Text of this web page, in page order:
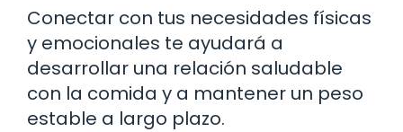
Conectar con tus necesidades físicas
y emocionales te ayudará a
desarrollar una relación saludable
con la comida y a mantener un peso
estable a largo plazo.